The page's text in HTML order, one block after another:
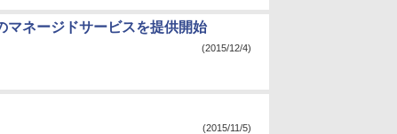
ネージドサービスを提供開始
(2015/12/4)
(2015/11/5)